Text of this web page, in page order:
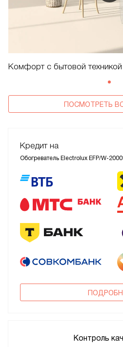
Комфорт с бытовой техникой
ПОСМОТРЕТЬ
Кредит на
Обогреватель Electrolux EFP/W-
Контроль